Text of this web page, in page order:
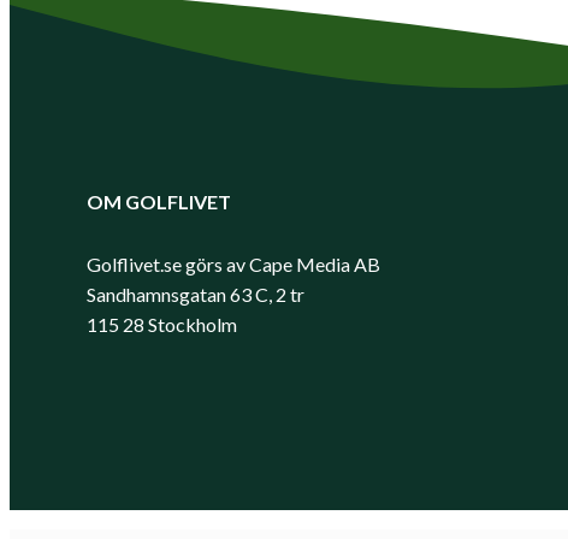
OM GOLFLIVET
Golflivet.se görs av Cape Media AB
Sandhamnsgatan 63 C, 2 tr
115 28 Stockholm